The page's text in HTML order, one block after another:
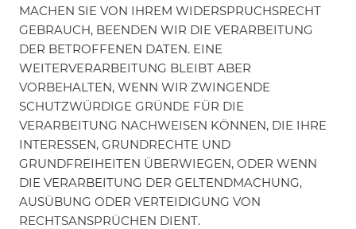
MACHEN SIE VON IHREM WIDERSPRUCHSRECHT
GEBRAUCH, BEENDEN WIR DIE VERARBEITUNG
DER BETROFFENEN DATEN. EINE
WEITERVERARBEITUNG BLEIBT ABER
VORBEHALTEN, WENN WIR ZWINGENDE
SCHUTZWÜRDIGE GRÜNDE FÜR DIE
VERARBEITUNG NACHWEISEN KÖNNEN, DIE IHRE
INTERESSEN, GRUNDRECHTE UND
GRUNDFREIHEITEN ÜBERWIEGEN, ODER WENN
DIE VERARBEITUNG DER GELTENDMACHUNG,
AUSÜBUNG ODER VERTEIDIGUNG VON
RECHTSANSPRÜCHEN DIENT.